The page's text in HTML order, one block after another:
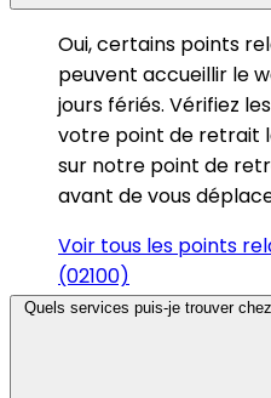
Oui, certains points
peuvent accueillir le
jours fériés. Vérifiez
votre point de retrait
sur notre point de
avant de vous
Voir tous les points
(02100)
Quels services puis-je trouver